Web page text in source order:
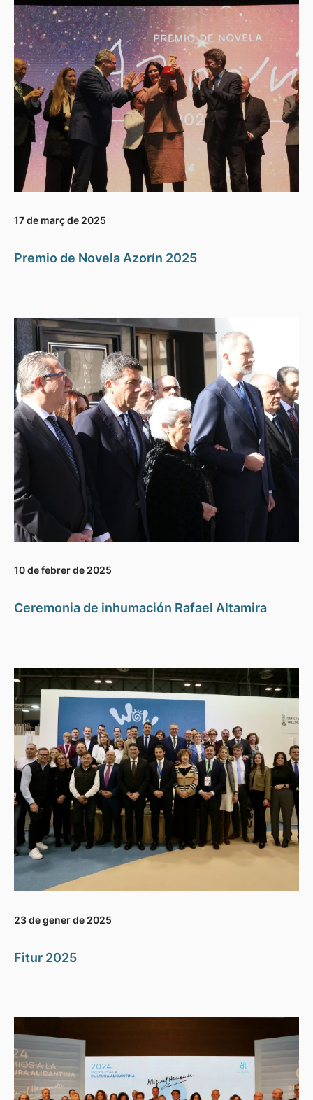
17 de març de 2025
Premio de Novela Azorín 2025
10 de febrer de 2025
Ceremonia de inhumación Rafael Altamira
23 de gener de 2025
Fitur 2025